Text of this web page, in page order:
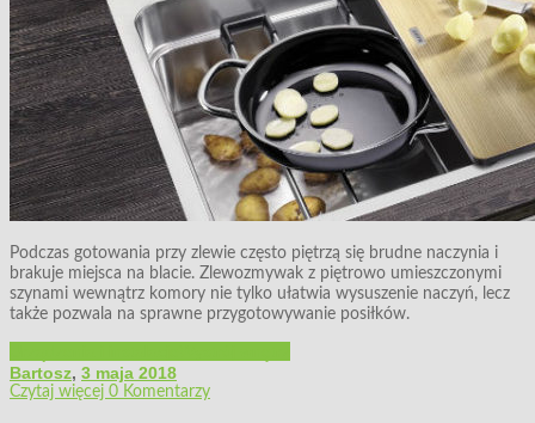
Podczas gotowania przy zlewie często piętrzą się brudne naczynia i
brakuje miejsca na blacie. Zlewozmywak z piętrowo umieszczonymi
szynami wewnątrz komory nie tylko ułatwia wysuszenie naczyń, lecz
także pozwala na sprawne przygotowywanie posiłków.
Bartosz, 3 maja 2018
Czytaj więcej 0 Komentarzy